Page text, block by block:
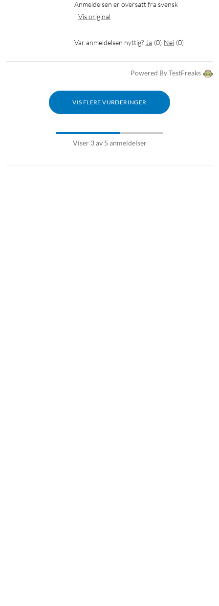
Anmeldelsen er oversatt fra svensk
Vis original
Var anmeldelsen nyttig? Ja (0) Nei (0)
Powered By TestFreaks
VIS FLERE VURDERINGER
Viser 3 av 5 anmeldelser